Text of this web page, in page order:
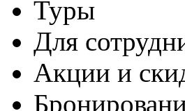
Туры
Для
Акции и